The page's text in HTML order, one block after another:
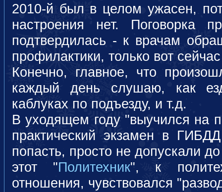
2010-й был в целом ужасен,
настроения нет. Поговорка
подтвердилась - к врачам
профилактики, только вот
Конечно, главное, что
каждый день слушаю, как
каблуках по подъезду, и т.д.
В уходящем году "выучился на
практический экзамен в
попасть, просто не допускали
этот "Политехник", к
отношения, чувствовался